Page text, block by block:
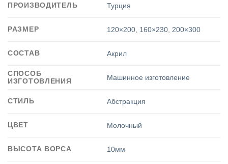
ПРОИЗВОДИТЕЛЬ Турция
РАЗМЕР 120×200 160×230 200×300
СОСТАВ Акрил
СПОСОБ
ИЗГОТОВЛЕНИЯ
Машинное изготовление
СТИЛЬ Абстракция
ЦВЕТ Молочный
ВЫСОТА ВОРСА 10мм